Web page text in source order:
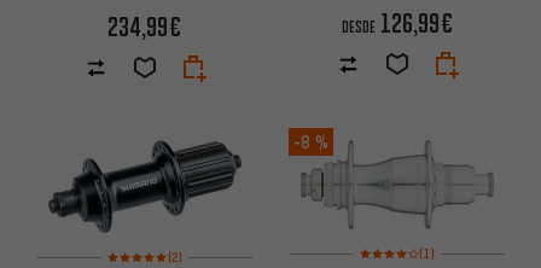
234,99€ DESDE 126,99€
Valoración media: 5 de 5 basada en 2 reseñas
(2)
-8 %
Valoración media: 4 de 5
(1)